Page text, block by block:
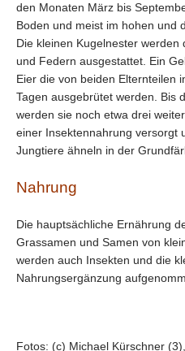
den Monaten März bis
Boden und meist im hohen und
Die kleinen Kugelnester
und Federn ausgestattet. Ein
Eier die von beiden Elternteilen
Tagen ausgebrütet werden. Bis
werden sie noch etwa drei
einer Insektennahrung versorgt
Jungtiere ähneln in der
Nahrung
Die hauptsächliche Ernährung
Grassamen und Samen von
werden auch Insekten und die
Nahrungsergänzung
Fotos: (c) Michael Kürschner